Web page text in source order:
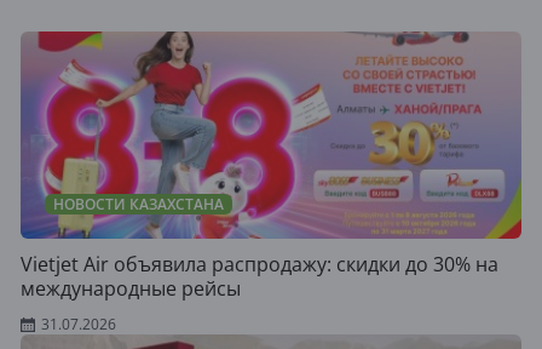
НОВОСТИ КАЗАХСТАНА
Vietjet Air объявила распродажу: скидки до 30% на
международные рейсы
31.07.2026